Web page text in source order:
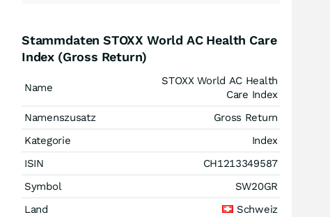
Stammdaten STOXX World AC Health Care
Index (Gross Return)
Name
STOXX World AC Health
Care Index
Namenszusatz
Gross Return
Kategorie
Index
ISIN
CH1213349587
Symbol
SW20GR
Land
Schweiz